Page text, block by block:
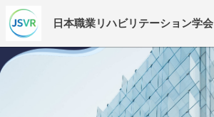
日本職業リハビリテーション学会